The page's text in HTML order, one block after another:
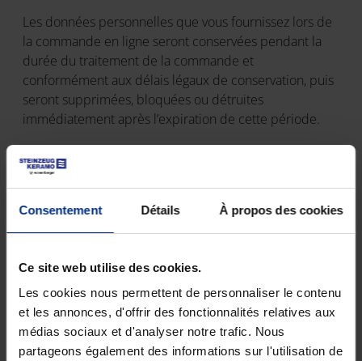
Consentement Détails À propos des cookies
Ce site web utilise des cookies.
Les cookies nous permettent de personnaliser le contenu
et les annonces, d'offrir des fonctionnalités relatives aux
médias sociaux et d'analyser notre trafic. Nous
partageons également des informations sur l'utilisation de
Les données personnelles que vous fournissez lors de
la commande en ligne seront conservées pendant la
durée du traitement de la commande et
conformément aux délais légaux de conservation, puis
seront supprimées, bloquées ou détruites
immédiatement après l’expiration de cette période.
COOKIES
session)
web pour rendre la navigation plus conviviale. Afin de
pouvoir utiliser pleinement toutes les fonctionnalités
de notre site, il est donc techniquement nécessaire
d’autoriser les cookies de session.